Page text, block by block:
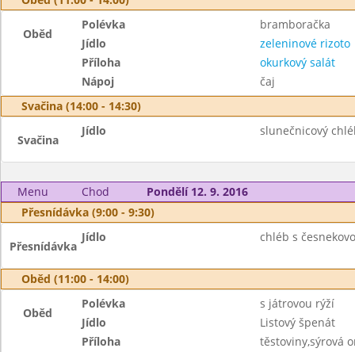
Oběd
Polévka
bramboračka
Jídlo
zeleninové rizoto
Příloha
okurkový salát
Nápoj
čaj
Svačina (14:00 - 14:30)
Svačina
Jídlo slunečnicový
Menu Chod
Pondělí 12. 9. 2016
Přesnídávka (9:00 - 9:30)
Přesnídávka
Jídlo chléb s
Oběd (11:00 - 14:00)
Oběd
Polévka
s játrovou rýží
Jídlo
Listový špenát
Příloha
těstoviny,sýrová